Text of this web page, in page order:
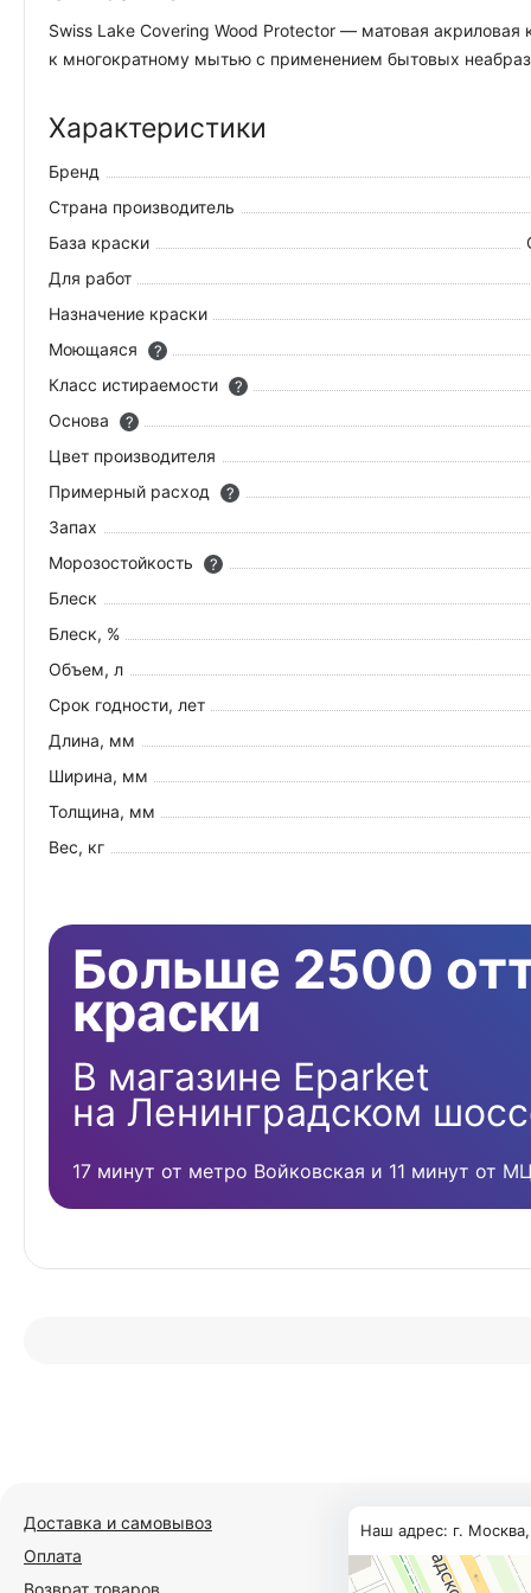
Swiss Lake Covering Wood Protector — матовая
к многократному мытью с применением бытовых
Характеристики
Бренд
Страна производитель
База краски
Для работ
Назначение краски
Моющаяся
?
Класс истираемости
?
Основа
?
Цвет производителя
Примерный расход
?
Запах
Морозостойкость
?
Блеск
Блеск, %
Объем, л
Срок годности, лет
Длина, мм
Ширина, мм
Толщина, мм
Вес, кг
Больше 2500
краски
В магазине Eparket
на Ленинградском
17 минут от метро Войковская и 11 минут от
Доставка и самовывоз
Оплата
Возврат товаров
Наш адрес: г.